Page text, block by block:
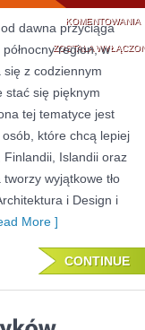
KOMENTOWANIA
ZOSTAŁA
dawna przyciąga
region, w
się z codziennym
stać się pięknym
tej tematyce jest
które chcą lepiej
Finlandii, Islandii oraz
wyjątkowe tło
i Design i
More ]
CONTINUE